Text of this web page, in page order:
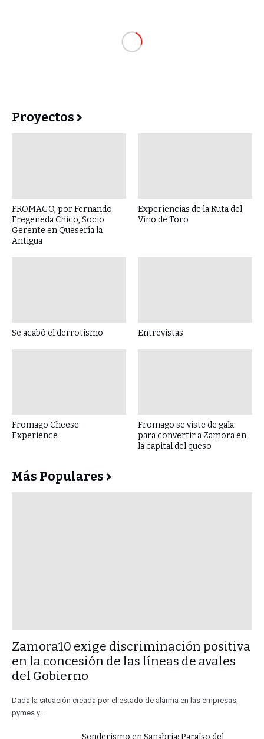
Proyectos
FROMAGO, por Fernando
Fregeneda Chico, Socio
Gerente en Quesería la
Antigua
Experiencias de la Ruta del
Vino de Toro
Se acabó el derrotismo Entrevistas
Fromago Cheese
Experience
Fromago se viste de gala
para convertir a Zamora en
la capital del queso
Más Populares
​Zamora10 exige discriminación positiva
en la concesión de las líneas de avales
del Gobierno
Dada la situación creada por el estado de alarma en las empresas,
pymes y …
Senderismo en Sanabria: Paraíso del